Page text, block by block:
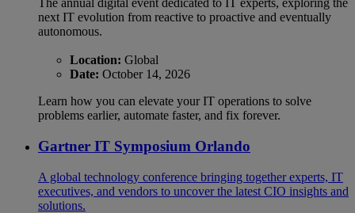
The annual digital event dedicated to IT experts, exploring the
next IT evolution from reactive to proactive and eventually
autonomous.
Location: Global
Date: October 14, 2026
Learn how you can elevate your IT operations to solve
problems earlier, automate faster, and fix forever.
Gartner IT Symposium Orlando
A global technology conference bringing together experts, IT
executives, and vendors to uncover the latest CIO insights and
solutions.